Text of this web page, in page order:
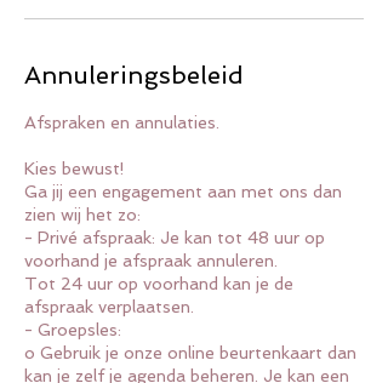
Annuleringsbeleid
Afspraken en annulaties.
Kies bewust!
Ga jij een engagement aan met ons dan
zien wij het zo:
- Privé afspraak: Je kan tot 48 uur op
voorhand je afspraak annuleren.
Tot 24 uur op voorhand kan je de
afspraak verplaatsen.
- Groepsles:
o Gebruik je onze online beurtenkaart dan
kan je zelf je agenda beheren. Je kan een